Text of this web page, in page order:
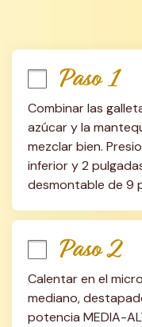
Paso 1
Combinar las
azúcar y la
mezclar bien.
inferior y 2
desmontable de 9
Paso 2
Calentar en el
mediano,
potencia MEDIA-